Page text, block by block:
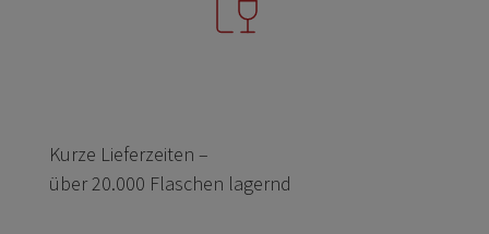
Kurze Lieferzeiten –
über 20.000 Flaschen lagernd